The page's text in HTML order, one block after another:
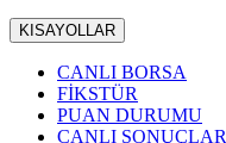
KISAYOLLAR
CANLI BORSA
FİKSTÜR
PUAN DURUMU
CANLI SONUÇLAR